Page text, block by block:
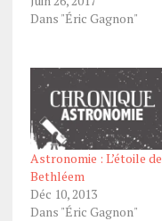
Dans "Éric Gagnon"
Astronomie : L’étoile de
Bethléem
Déc 10, 2013
Dans "Éric Gagnon"